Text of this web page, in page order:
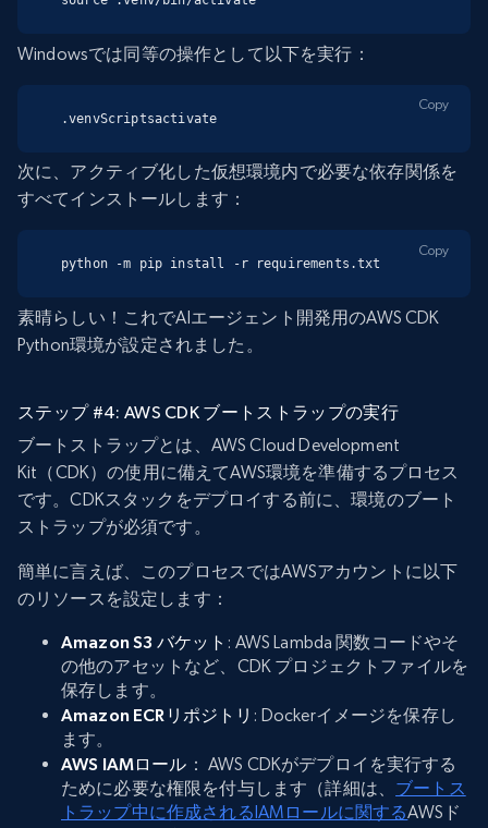
Windowsでは同等の操作として以下を実行：
.venvScriptsactivate
Copy
次に、アクティブ化した仮想環境内で必要な依存関係を
すべてインストールします：
python -m pip install -r requirements.txt
Copy
素晴らしい！これでAIエージェント開発用のAWS CDK
Python環境が設定されました。
ステップ #4: AWS CDK ブートストラップの実行
ブートストラップとは、AWS Cloud Development
Kit（CDK）の使用に備えてAWS環境を準備するプロセス
です。CDKスタックをデプロイする前に、環境のブート
ストラップが必須です。
簡単に言えば、このプロセスではAWSアカウントに以下
のリソースを設定します：
Amazon S3 バケット : AWS Lambda 関数コードやそ
の他のアセットなど、CDK プロジェクトファイルを
保存します。
Amazon ECRリポジトリ : Dockerイメージを保存し
ます。
AWS IAMロール ： AWS CDKがデプロイを実行する
ために必要な権限を付与します（詳細は、 ブートス
トラップ中に作成されるIAMロールに関するAWSド